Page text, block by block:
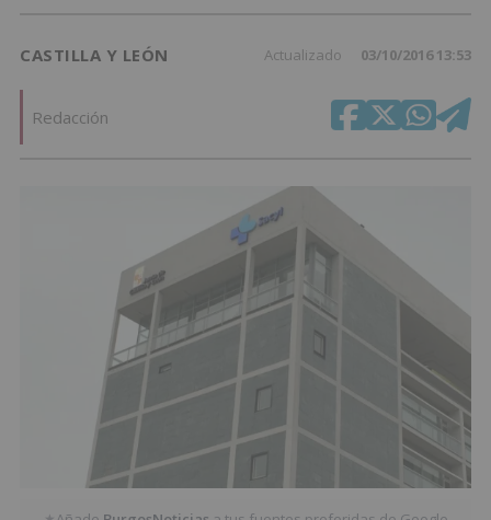
CASTILLA Y LEÓN Actualizado 03/10/2016 13:53
Redacción